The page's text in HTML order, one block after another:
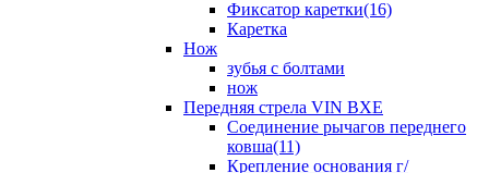
Фиксатор каретки(16)
Каретка
Нож
зубья с болтами
нож
Передняя стрела VIN BXE
Cоединение рычагов переднего
ковша(11)
Крепление основания г/